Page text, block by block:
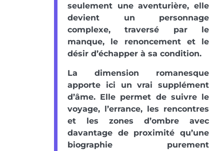
seulement une aventurière, elle
devient un personnage
complexe, traversé par le
manque, le renoncement et le
désir d’échapper à sa condition.
La dimension romanesque
apporte ici un vrai supplément
d’âme. Elle permet de suivre le
voyage, l’errance, les rencontres
et les zones d’ombre avec
davantage de proximité qu’une
biographie purement